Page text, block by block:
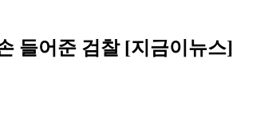
들어준 검찰 [지금이뉴스]